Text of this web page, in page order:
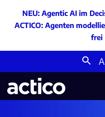
NEU: Agentic AI im
ACTICO: Agenten
frei
for: